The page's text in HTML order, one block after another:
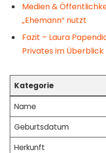
Medien &
„Ehemann“ nutzt
Fazit – Laura
Privates im Überblick
Kategorie
Name
Geburtsdatum
Herkunft